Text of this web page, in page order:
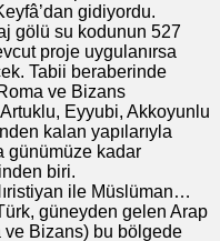
gidiyordu.
gölü su kodunun 527
proje uygulanırsa
Tabii beraberinde
ve Bizans
Eyyubi, Akkoyunlu
kalan yapılarıyla
günümüze kadar
biri.
ile Müslüman…
güneyden gelen Arap
ve Bizans) bu bölgede